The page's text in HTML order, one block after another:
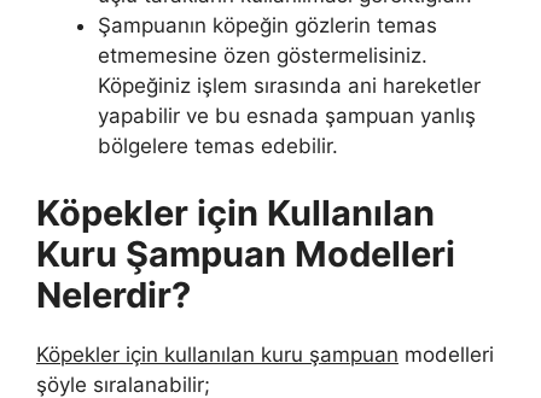
Şampuanın köpeğin gözlerin temas
etmemesine özen göstermelisiniz.
Köpeğiniz işlem sırasında ani hareketler
yapabilir ve bu esnada şampuan yanlış
bölgelere temas edebilir.
Köpekler için Kullanılan
Kuru Şampuan Modelleri
Nelerdir?
Köpekler için kullanılan kuru şampuan modelleri
şöyle sıralanabilir;